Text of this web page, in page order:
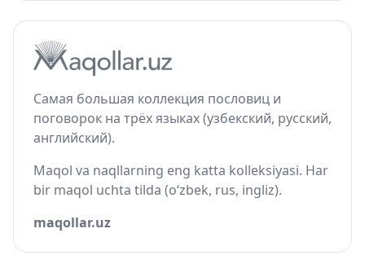
Самая большая коллекция пословиц и
поговорок на трёх языках (узбекский, русский,
английский).
Maqol va naqllarning eng katta kolleksiyasi. Har
bir maqol uchta tilda (o‘zbek, rus, ingliz).
maqollar.uz